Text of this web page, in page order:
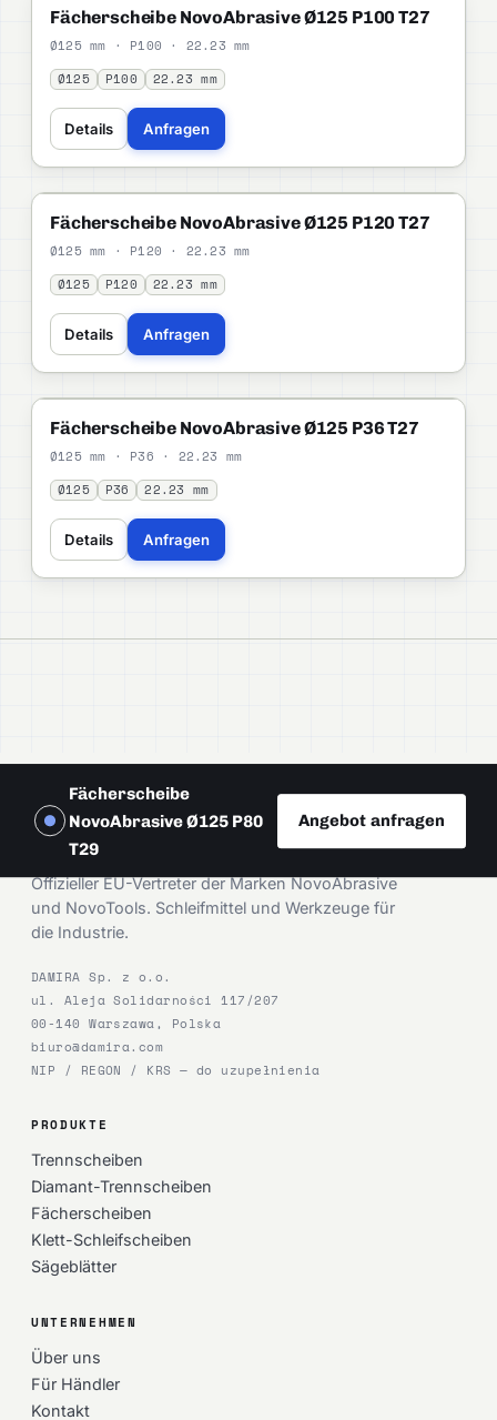
STANDARD NOVOABRASIVE
Fächerscheibe NovoAbrasive Ø125 P100 T27
Ø125 mm · P100 · 22.23 mm
Ø125 P100 22.23 mm
Details Anfragen
STANDARD NOVOABRASIVE
Fächerscheibe NovoAbrasive Ø125 P120 T27
Ø125 mm · P120 · 22.23 mm
Ø125 P120 22.23 mm
Details Anfragen
STANDARD NOVOABRASIVE
Fächerscheibe NovoAbrasive Ø125 P36 T27
Ø125 mm · P36 · 22.23 mm
Ø125 P36 22.23 mm
Details Anfragen
Fächerscheibe
NovoAbrasive Ø125 P80
T29
Angebot anfragen
DAMIRA
Offizieller EU-Vertreter der Marken NovoAbrasive
und NovoTools. Schleifmittel und Werkzeuge für
die Industrie.
DAMIRA Sp. z o.o.
ul. Aleja Solidarności 117/207
00-140 Warszawa, Polska
biuro@damira.com
NIP / REGON / KRS — do uzupełnienia
PRODUKTE
Trennscheiben
Diamant-Trennscheiben
Fächerscheiben
Klett-Schleifscheiben
Sägeblätter
UNTERNEHMEN
Über uns
Für Händler
Kontakt